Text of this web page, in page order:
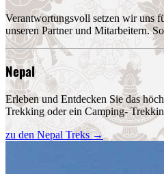
Verantwortungsvoll setzen wir uns
unseren Partner und Mitarbeitern.
Nepal
Erleben und Entdecken Sie das
Trekking oder ein Camping-
zu den Nepal Treks→